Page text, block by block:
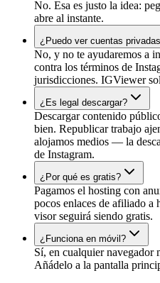
No. Esa es justo la idea:
abre al instante.
¿Puedo ver cuentas
No, y no te ayudaremos a
contra los términos de
jurisdicciones. IGViewer
¿Es legal descargar?
Descargar contenido
bien. Republicar trabajo
alojamos medios — la
de Instagram.
¿Por qué es gratis?
Pagamos el hosting con
pocos enlaces de afiliado a
visor seguirá siendo gratis.
¿Funciona en móvil?
Sí, en cualquier navegador
Añádelo a la pantalla